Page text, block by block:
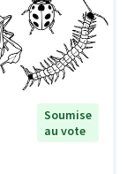
Soumise
au vote